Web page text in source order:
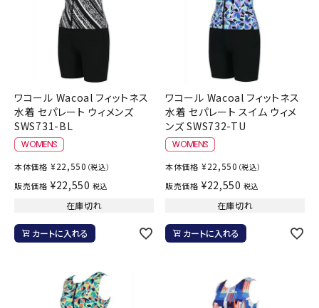
ワコール Wacoal フィットネス
水着 セパレート ウィメンズ
SWS731-BL
本体価格 ¥22,550 （税込）
販売価格 ¥22,550 税込
在庫切れ
カートに入れる
ワコール Wacoal フィットネス
水着 セパレート スイム ウィメ
ンズ SWS732-TU
本体価格 ¥22,550 （税込）
販売価格 ¥22,550 税込
在庫切れ
カートに入れる